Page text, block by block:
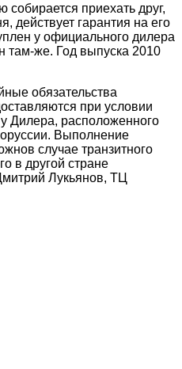
собирается приехать друг,
действует гарантия на его
у официального дилера
там-же. Год выпуска 2010
обязательства
при условии
Дилера, расположенного
Выполнение
случае транзитного
в другой стране
Лукьянов, ТЦ